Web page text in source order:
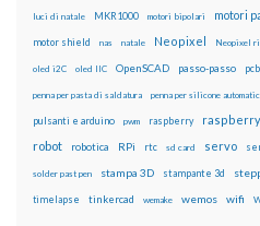
luci di natale MKR1000 motori bipolari motori
motor shield nas natale Neopixel Neopixel
oled i2C oled IIC OpenSCAD passo-passo pcb
penna per pasta di saldatura penna per silicone
pulsanti e arduino pwm raspberry
robot robotica RPi rtc sd card servo
solder past pen stampa 3D stampante 3d
timelapse tinkercad wemake wemos wifi